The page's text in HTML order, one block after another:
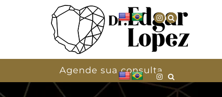
Agende sua consulta